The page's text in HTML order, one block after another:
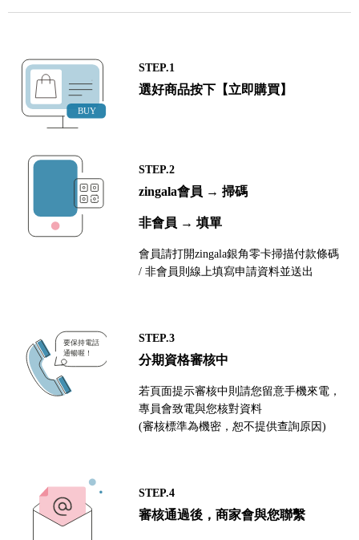
STEP.1
選好商品按下【立即購買】
STEP.2
zingala會員 → 掃碼
非會員 → 填單
會員請打開zingala銀角零卡掃描付款條碼
/ 非會員則線上填寫申請資料並送出
STEP.3
分期資格審核中
若頁面提示審核中則請您留意手機來電，
專員會致電與您核對資料
(審核標準為機密，恕不提供查詢原因)
STEP.4
審核通過後，商家會與您聯繫